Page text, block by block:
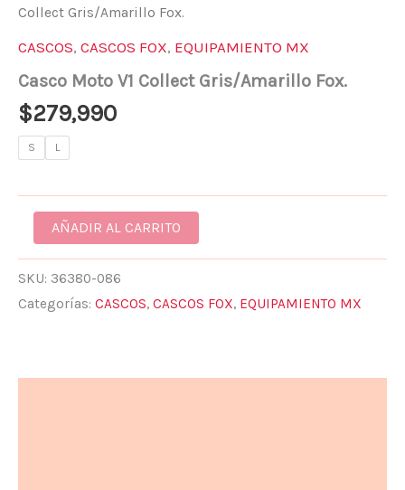
Collect Gris/Amarillo Fox.
CASCOS, CASCOS FOX, EQUIPAMIENTO MX
Casco Moto V1 Collect Gris/Amarillo Fox.
$279,990
S L
AÑADIR AL CARRITO
SKU: 36380-086
Categorías: CASCOS, CASCOS FOX, EQUIPAMIENTO MX